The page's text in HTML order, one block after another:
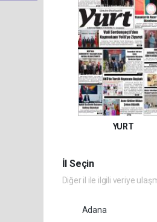
YURT
İl Seçin
Diğer il ile ilgili veriye
Adana